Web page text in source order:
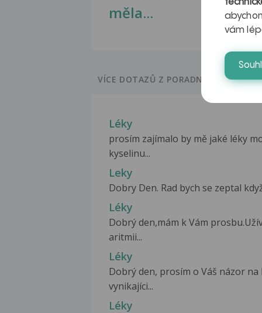
měla...
VÍCE DOTAZŮ Z PORADNY
Léky
prosím zajímalo by mě jaké léky
kyselinu...
Leky
Dobry Den. Rad bych se zeptal
Léky
Dobrý den,mám k Vám
aritmii...
Léky
Dobrý den, prosím o Váš názor
vynikajíci...
Léky
vám